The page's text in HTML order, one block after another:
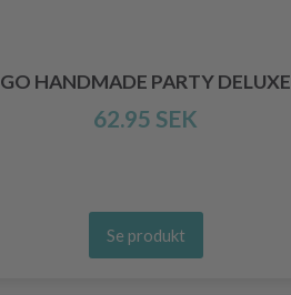
GO HANDMADE PARTY DELUXE
62.95 SEK
Se produkt